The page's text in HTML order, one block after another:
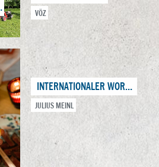
VÖZ
INTERNATIONALER WORKSHOP
JULIUS MEINL